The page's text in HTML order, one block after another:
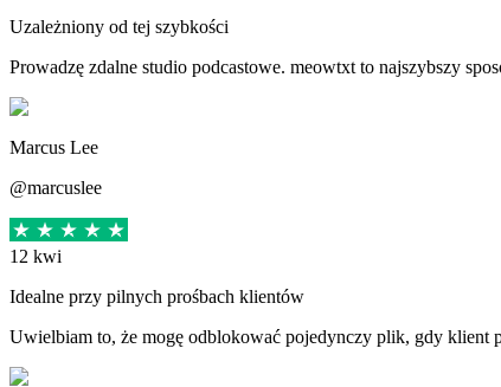
Uzależniony od tej szybkości
Prowadzę zdalne studio podcastowe. meowtxt to najszybszy
Marcus Lee
@marcuslee
12 kwi
Idealne przy pilnych prośbach klientów
Uwielbiam to, że mogę odblokować pojedynczy plik, gdy klient